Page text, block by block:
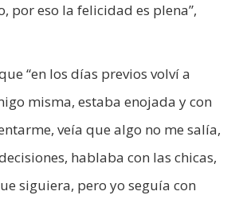
por eso la felicidad es plena”,
“en los días previos volví a
misma, estaba enojada y con
veía que algo no me salía,
hablaba con las chicas,
siguiera, pero yo seguía con